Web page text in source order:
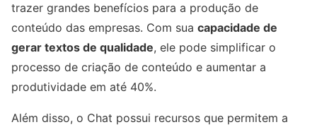
trazer grandes benefícios para a produção de
conteúdo das empresas. Com sua capacidade de
gerar textos de qualidade, ele pode simplificar o
processo de criação de conteúdo e aumentar a
produtividade em até 40%.
Além disso, o Chat possui recursos que permitem a